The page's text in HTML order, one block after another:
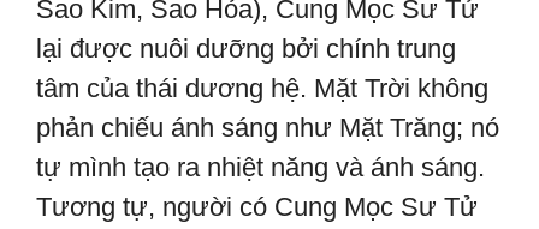
Sao Kim, Sao Hỏa), Cung Mọc Sư Tử
lại được nuôi dưỡng bởi chính trung
tâm của thái dương hệ. Mặt Trời không
phản chiếu ánh sáng như Mặt Trăng; nó
tự mình tạo ra nhiệt năng và ánh sáng.
Tương tự, người có Cung Mọc Sư Tử